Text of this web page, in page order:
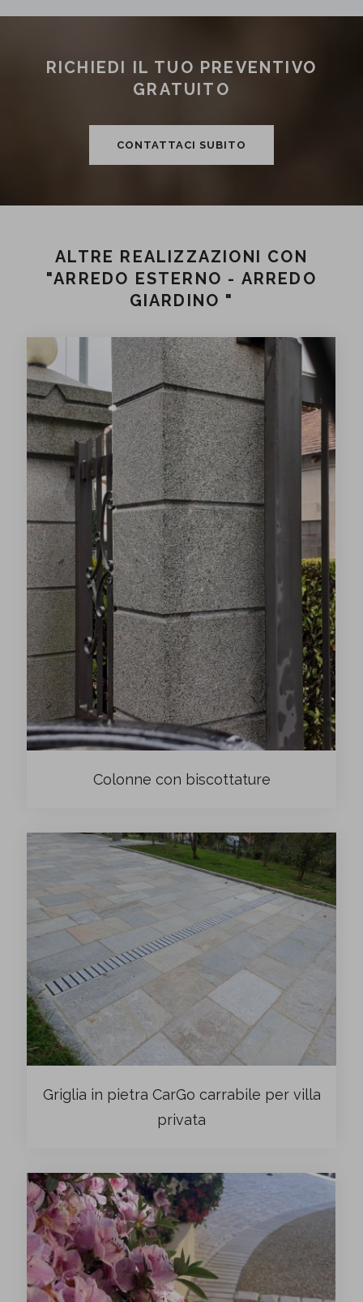
RICHIEDI IL TUO PREVENTIVO
GRATUITO
CONTATTACI SUBITO
ALTRE REALIZZAZIONI CON
"ARREDO ESTERNO - ARREDO
GIARDINO "
Colonne con biscottature
Griglia in pietra CarGo carrabile per villa
privata